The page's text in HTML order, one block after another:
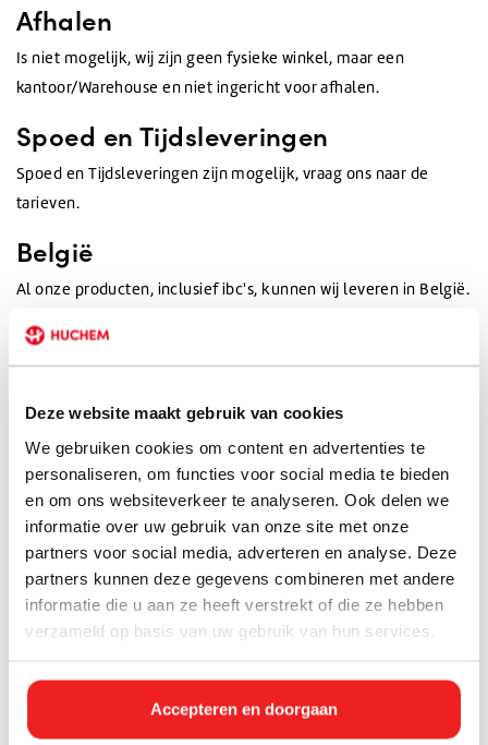
Deze website maakt gebruik van cookies
We gebruiken cookies om content en advertenties te
personaliseren, om functies voor social media te bieden
en om ons websiteverkeer te analyseren. Ook delen we
informatie over uw gebruik van onze site met onze
partners voor social media, adverteren en analyse. Deze
partners kunnen deze gegevens combineren met andere
informatie die u aan ze heeft verstrekt of die ze hebben
verzameld op basis van uw gebruik van hun services.
Accepteren en doorgaan
Afhalen
Is niet mogelijk, wij zijn geen fysieke winkel, maar een
kantoor/Warehouse en niet ingericht voor afhalen.
Spoed en Tijdsleveringen
Spoed en Tijdsleveringen zijn mogelijk, vraag ons naar de
tarieven.
België
Al onze producten, inclusief ibc's, kunnen wij leveren in België.
en België als land van levering kiest, dan zie je direct de
Het BTW tarief voor België bedraagt 21%, is het zakelijk, dan
vragen wij uw btw nummer in te vullen en wordt het verlegd.
Voor België geldt dat een overboeking binnen een werkdag
verwerkt wordt. Een bestelling op vrijdagmiddag zal daarom
pas op dinsdagmorgen verwerkt worden. Andere
betaalmethoden zoals bijvoorbeeld Bankcontact, Belfius,
Mocht je om wat voor reden dan ook niet tevreden zijn, neem
dancontactmet ons en we zorgen samen met jou voor een